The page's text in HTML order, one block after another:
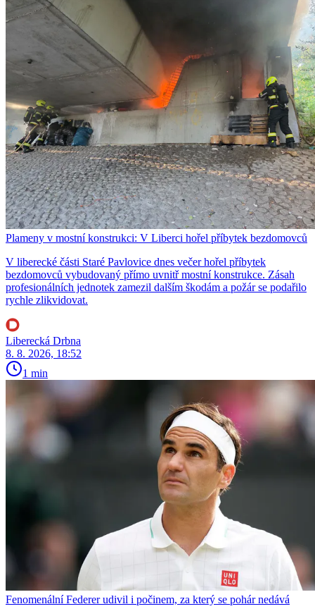
Plameny v mostní konstrukci: V Liberci hořel příbytek bezdomovců
V liberecké části Staré Pavlovice dnes večer hořel příbytek
bezdomovců vybudovaný přímo uvnitř mostní konstrukce. Zásah
profesionálních jednotek zamezil dalším škodám a požár se podařilo
rychle zlikvidovat.
Liberecká Drbna
8. 8. 2026, 18:52
1 min
Fenomenální Federer udivil i počinem, za který se pohár nedává